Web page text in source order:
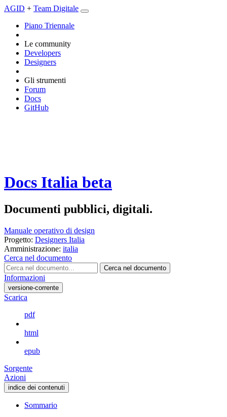
AGID + Team Digitale
Piano Triennale
Le community
Developers
Designers
Gli strumenti
Forum
Docs
GitHub
Docs Italia beta
Documenti pubblici, digitali.
Manuale operativo di design
Progetto: Designers Italia
Amministrazione: italia
Cerca nel documento
Cerca nel documento
Informazioni
versione-corrente
Scarica
pdf
html
epub
Sorgente
Azioni
indice dei contenuti
Sommario